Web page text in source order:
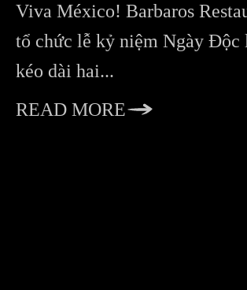
Viva México! Barbaros
tổ chức lễ kỷ niệm Ngày Độc
kéo dài hai...
READ MORE